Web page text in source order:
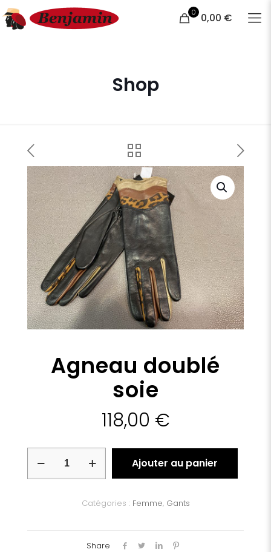
0 0,00 €
Shop
Agneau doublé
soie
118,00 €
Ajouter au panier
Catégories : Femme, Gants
Share